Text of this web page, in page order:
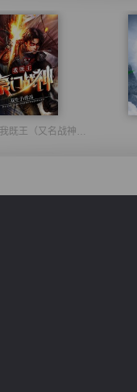
豪门战神：我既王（又名战神归来不败神婿修罗战神）